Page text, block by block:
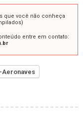
que você não conheça
entre em contato:
Aeronaves